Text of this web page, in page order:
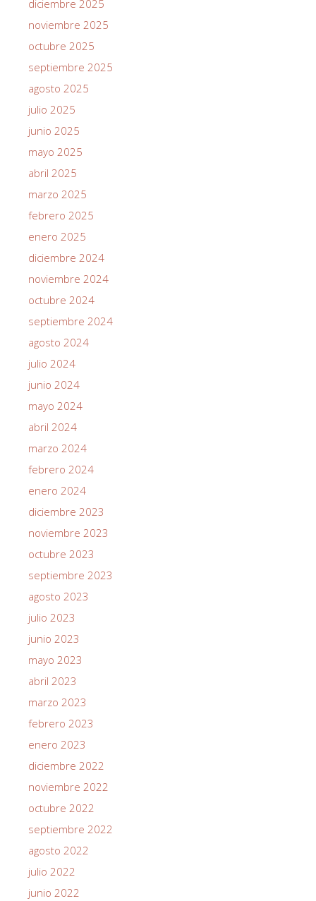
diciembre 2025
noviembre 2025
octubre 2025
septiembre 2025
agosto 2025
julio 2025
junio 2025
mayo 2025
abril 2025
marzo 2025
febrero 2025
enero 2025
diciembre 2024
noviembre 2024
octubre 2024
septiembre 2024
agosto 2024
julio 2024
junio 2024
mayo 2024
abril 2024
marzo 2024
febrero 2024
enero 2024
diciembre 2023
noviembre 2023
octubre 2023
septiembre 2023
agosto 2023
julio 2023
junio 2023
mayo 2023
abril 2023
marzo 2023
febrero 2023
enero 2023
diciembre 2022
noviembre 2022
octubre 2022
septiembre 2022
agosto 2022
julio 2022
junio 2022